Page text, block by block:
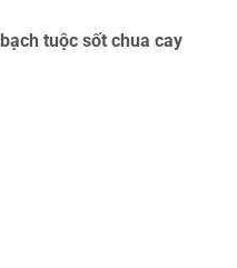
bạch tuộc sốt chua cay